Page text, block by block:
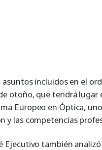
asuntos incluidos en el
otoño, que tendrá lugar
Europeo en Óptica,
y las competencias
Ejecutivo también